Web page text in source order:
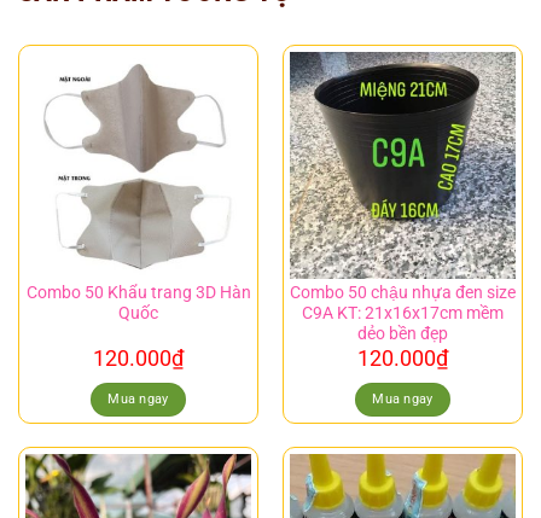
Combo 50 Khẩu trang 3D Hàn
Quốc
120.000₫
Mua ngay
Combo 50 chậu nhựa đen size
C9A KT: 21x16x17cm mềm
dẻo bền đẹp
120.000₫
Mua ngay